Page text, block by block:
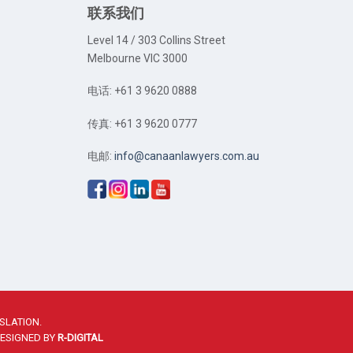
联系我们
Level 14 / 303 Collins Street
Melbourne VIC 3000
电话: +61 3 9620 0888
传真: +61 3 9620 0777
电邮: info@canaanlawyers.com.au
BY R-DIGITAL